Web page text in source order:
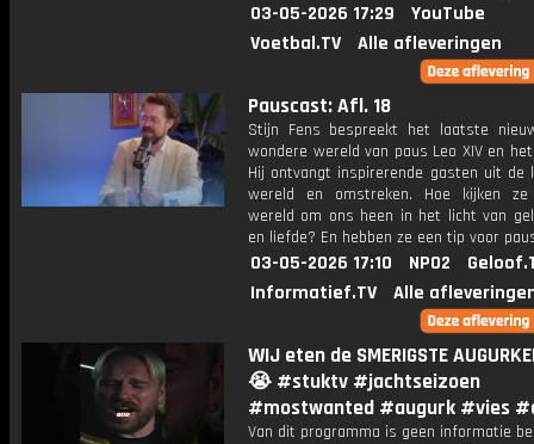
03-05-2026 17:29
YouTube
Voetbal.TV
Alle afleveringen
Pauscast: Afl. 18
Stijn Fens bespreekt het laatste
wondere wereld van paus Leo XIV en
Hij ontvangt inspirerende gasten uit de
wereld en omstreken. Hoe kijken
wereld om ons heen in het licht van
en liefde? En hebben ze een tip voor
03-05-2026 17:10 NPO2
Informatief.TV
Alle
WIJ eten de SMERIGSTE
😭 #stuktv #jachtseizoen
#mostwanted #augurk #vies
Van dit programma is geen informatie